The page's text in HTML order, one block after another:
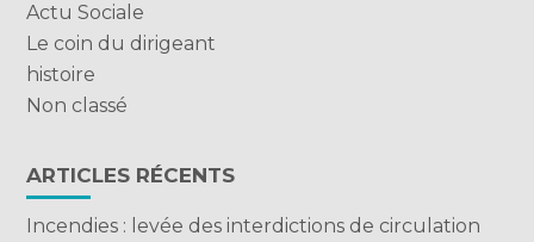
Actu Sociale
Le coin du dirigeant
histoire
Non classé
ARTICLES RÉCENTS
Incendies : levée des interdictions de circulation